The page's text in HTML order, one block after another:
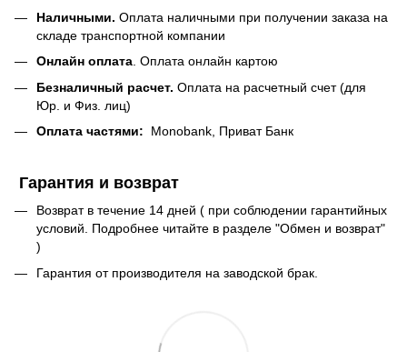
Наличными. Оплата наличными при получении заказа на
складе транспортной компании
Онлайн оплата . Оплата онлайн картою
Безналичный расчет. Оплата на расчетный счет (для
Юр. и Физ. лиц)
Оплата частями: Monobank, Приват Банк
Гарантия и возврат
Возврат в течение 14 дней ( при соблюдении гарантийных
условий. Подробнее читайте в разделе "Обмен и возврат"
)
Гарантия от производителя на заводской брак.